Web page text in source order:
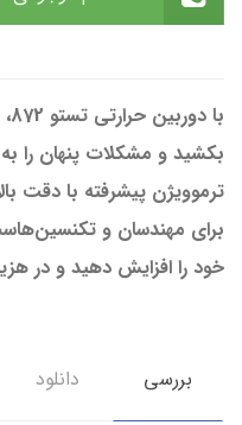
بکشید و مشکلات پنهان را
ترموویژن پیشرفته با دقت
خود را افزایش دهید و در
بررسی دانلود